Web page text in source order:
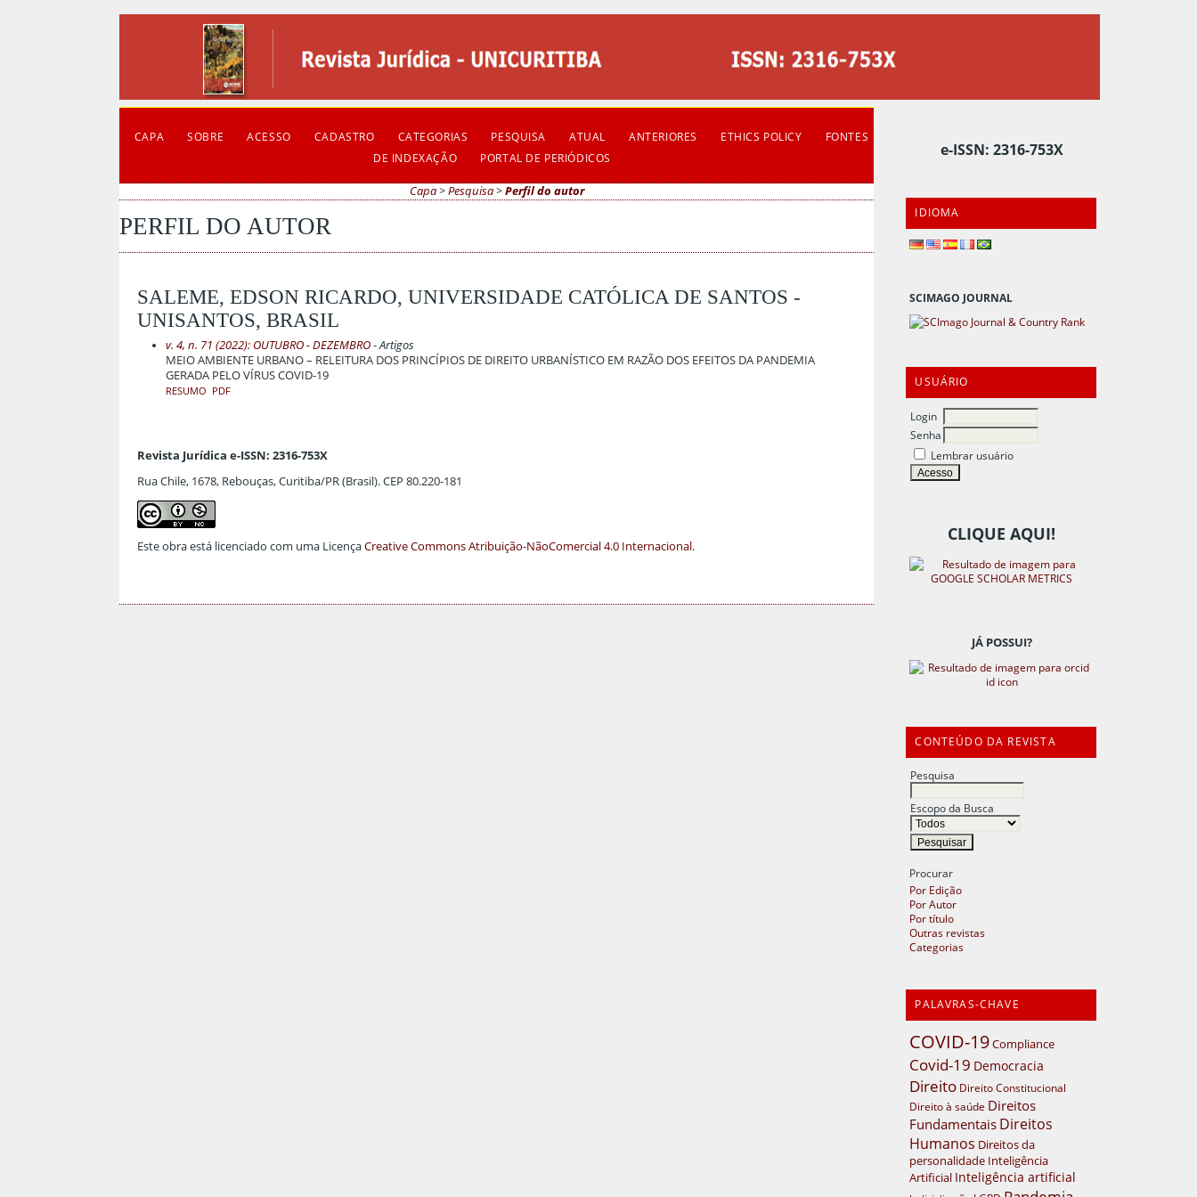
e-ISSN: 2316-753X
IDIOMA
SCIMAGO JOURNAL
USUÁRIO
Login
Senha
Lembrar usuário
CLIQUE AQUI!
JÁ POSSUI?
CONTEÚDO DA REVISTA
Pesquisa
Escopo da Busca
Procurar
Por Edição
Por Autor
Por título
Outras revistas
Categorias
PALAVRAS-CHAVE
COVID-19Compliance
Covid-19 Democracia
Direito Direito Constitucional
Direito à saúde Direitos
Fundamentais Direitos
Humanos Direitos da
personalidade Inteligência
Artificial Inteligência artificial
CAPA SOBRE ACESSO CADASTRO CATEGORIAS PESQUISA ATUAL ANTERIORES ETHICS POLICY
FONTES
DE INDEXAÇÃO
PORTAL DE PERIÓDICOS
Capa>Pesquisa>Perfil do autor
PERFIL DO AUTOR
SALEME, EDSON RICARDO, UNIVERSIDADE CATÓLICA DE SANTOS -
UNISANTOS, BRASIL
v. 4, n. 71 (2022): OUTUBRO - DEZEMBRO- Artigos
MEIO AMBIENTE URBANO – RELEITURA DOS PRINCÍPIOS DE DIREITO URBANÍSTICO EM RAZÃO DOS EFEITOS DA PANDEMIA
GERADA PELO VÍRUS COVID-19
RESUMO PDF
Revista Jurídica e-ISSN: 2316-753X
Rua Chile, 1678, Rebouças, Curitiba/PR (Brasil). CEP 80.220-181
Este obra está licenciado com uma LicençaCreative Commons Atribuição-NãoComercial 4.0 Internacional.